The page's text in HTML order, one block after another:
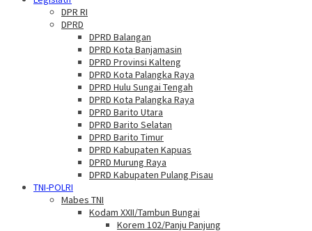
DPR RI
DPRD
DPRD Balangan
DPRD Kota Banjamasin
DPRD Provinsi Kalteng
DPRD Kota Palangka Raya
DPRD Hulu Sungai Tengah
DPRD Kota Palangka Raya
DPRD Barito Utara
DPRD Barito Selatan
DPRD Barito Timur
DPRD Kabupaten Kapuas
DPRD Murung Raya
DPRD Kabupaten Pulang Pisau
TNI-POLRI
Mabes TNI
Kodam XXII/Tambun Bungai
Korem 102/Panju Panjung